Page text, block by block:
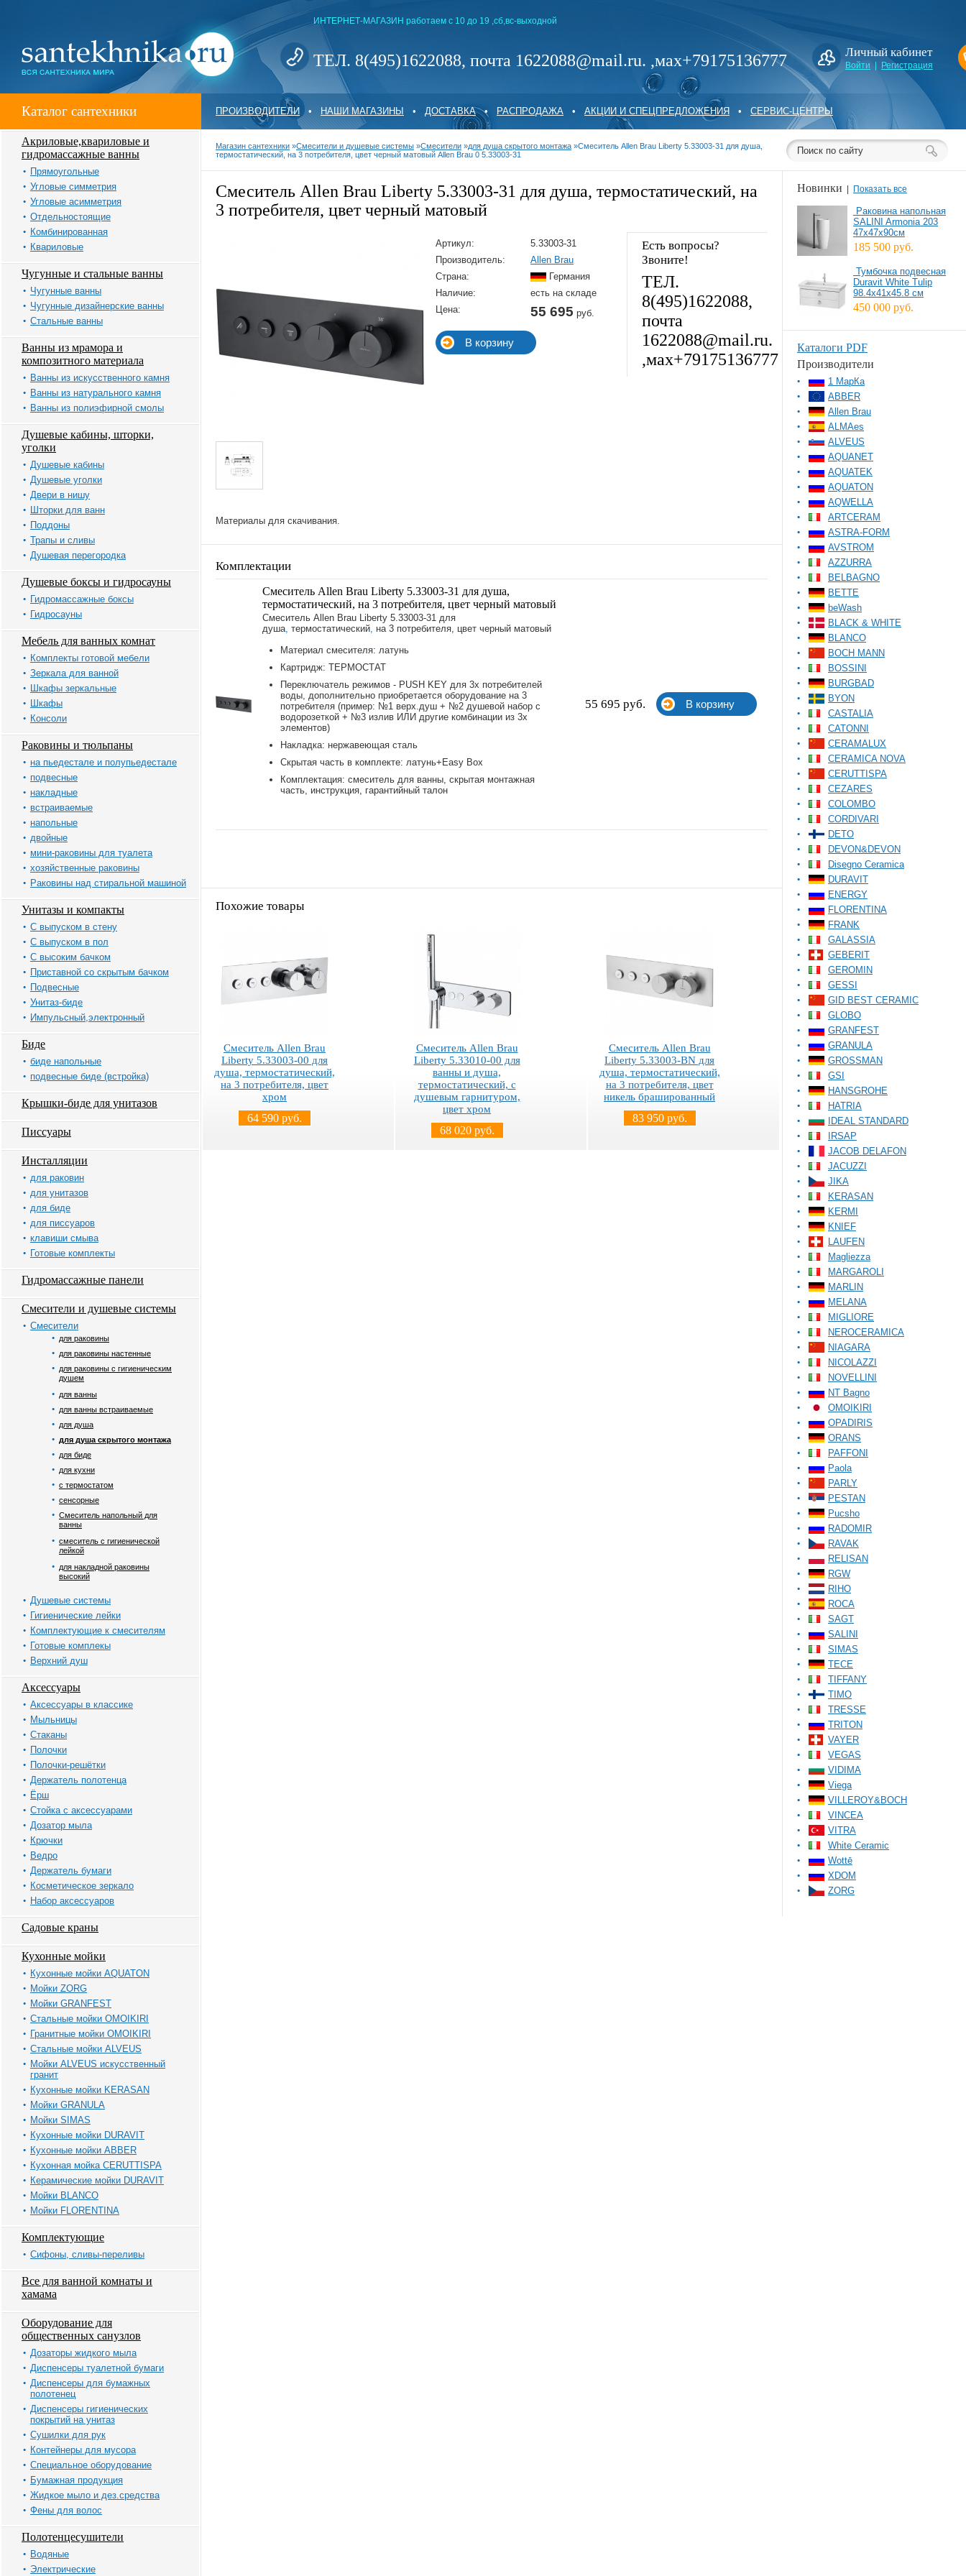
ИНТЕРНЕТ-МАГАЗИН работаем с 10 до 19 ,сб,вс-выходной
ТЕЛ. 8(495)1622088, почта 1622088@mail.ru. ,мах+79175136777 Личный кабинет
Войти Регистрация
Каталог сантехники ПРОИЗВОДИТЕЛИ • НАШИ МАГАЗИНЫ • ДОСТАВКА • РАСПРОДАЖА • АКЦИИ И СПЕЦПРЕДЛОЖЕНИЯ • СЕРВИС-ЦЕНТРЫ
Акриловые,квариловые и
гидромассажные ванны
Прямоугольные
Угловые симметрия
Угловые асимметрия
Отдельностоящие
Комбинированная
Квариловые
Чугунные и стальные ванны
Чугунные ванны
Чугунные дизайнерские ванны
Стальные ванны
Ванны из мрамора и
композитного материала
Ванны из искусственного камня
Ванны из натурального камня
Ванны из полиэфирной смолы
Душевые кабины, шторки,
уголки
Душевые кабины
Душевые уголки
Двери в нишу
Шторки для ванн
Поддоны
Трапы и сливы
Душевая перегородка
Душевые боксы и гидросауны
Гидромассажные боксы
Гидросауны
Мебель для ванных комнат
Комплекты готовой мебели
Зеркала для ванной
Шкафы зеркальные
Шкафы
Консоли
Раковины и тюльпаны
на пьедестале и полупьедестале
подвесные
накладные
встраиваемые
напольные
двойные
мини-раковины для туалета
хозяйственные раковины
Раковины над стиральной машиной
Унитазы и компакты
С выпуском в стену
С выпуском в пол
С высоким бачком
Приставной со скрытым бачком
Подвесные
Унитаз-биде
Импульсный,электронный
Биде
биде напольные
подвесные биде (встройка)
Крышки-биде для унитазов
Писсуары
Инсталляции
для раковин
для унитазов
для биде
для писсуаров
клавиши смыва
Готовые комплекты
Гидромассажные панели
Смесители и душевые системы
Смесители
для раковины
для раковины настенные
для раковины с гигиеническим
душем
для ванны
для ванны встраиваемые
для душа
для душа скрытого монтажа
для биде
для кухни
с термостатом
сенсорные
Смеситель напольный для
ванны
смеситель с гигиенической
лейкой
для накладной раковины
высокий
Душевые системы
Гигиенические лейки
Комплектующие к смесителям
Готовые комплекы
Верхний душ
Аксессуары
Аксессуары в классике
Мыльницы
Стаканы
Полочки
Полочки-решётки
Держатель полотенца
Ёрш
Стойка с аксессуарами
Дозатор мыла
Крючки
Ведро
Держатель бумаги
Косметическое зеркало
Набор аксессуаров
Садовые краны
Кухонные мойки
Кухонные мойки AQUATON
Мойки ZORG
Мойки GRANFEST
Стальные мойки OMOIKIRI
Гранитные мойки OMOIKIRI
Стальные мойки ALVEUS
Мойки ALVEUS искусственный
гранит
Кухонные мойки KERASAN
Мойки GRANULA
Мойки SIMAS
Кухонные мойки DURAVIT
Кухонные мойки ABBER
Кухонная мойка CERUTTISPA
Керамические мойки DURAVIT
Мойки BLANCO
Мойки FLORENTINA
Комплектующие
Сифоны, сливы-переливы
Все для ванной комнаты и
хамама
Оборудование для
общественных санузлов
Дозаторы жидкого мыла
Диспенсеры туалетной бумаги
Диспенсеры для бумажных
полотенец
Диспенсеры гигиенических
покрытий на унитаз
Сушилки для рук
Контейнеры для мусора
Специальное оборудование
Бумажная продукция
Жидкое мыло и дез.средства
Фены для волос
Полотенцесушители
Водяные
Электрические
Магазин сантехники »Смесители и душевые системы »Смесители »для душа скрытого монтажа »Смеситель Allen Brau Liberty 5.33003-31 для душа,
термостатический, на 3 потребителя, цвет черный матовый Allen Brau 0 5.33003-31
Смеситель Allen Brau Liberty 5.33003-31 для душа, термостатический, на
3 потребителя, цвет черный матовый
Есть вопросы?
Звоните!
ТЕЛ.
8(495)1622088,
почта
1622088@mail.ru.
,мах+79175136777
Артикул:
5.33003-31
Производитель:
Allen Brau
Страна:
Германия
Наличие:
есть на складе
Цена:
55 695 руб.
Материалы для скачивания.
Комплектации
Смеситель Allen Brau Liberty 5.33003-31 для душа,
термостатический, на 3 потребителя, цвет черный матовый
Смеситель Allen Brau Liberty 5.33003-31 для
душа, термостатический, на 3 потребителя, цвет черный матовый
Материал смесителя: латунь
Картридж: ТЕРМОСТАТ
Переключатель режимов - PUSH KEY для 3х потребителей
воды, дополнительно приобретается оборудование на 3
потребителя (пример: №1 верх.душ + №2 душевой набор с
водорозеткой + №3 излив ИЛИ другие комбинации из 3х
элементов)
Накладка: нержавеющая сталь
Скрытая часть в комплекте: латунь+Easy Box
Комплектация: смеситель для ванны, скрытая монтажная
часть, инструкция, гарантийный талон
55 695 руб.
Похожие товары
Смеситель Allen Brau
Liberty 5.33003-00 для
душа, термостатический,
на 3 потребителя, цвет
хром
64 590 руб.
Смеситель Allen Brau
Liberty 5.33010-00 для
ванны и душа,
термостатический, с
душевым гарнитуром,
цвет хром
68 020 руб.
Смеситель Allen Brau
Liberty 5.33003-BN для
душа, термостатический,
на 3 потребителя, цвет
никель брашированный
83 950 руб.
Новинки Показать все
Раковина напольная
SALINI Armonia 203
47х47х90cм
185 500 руб.
Тумбочка подвесная
Duravit White Tulip
98.4x41x45.8 см
450 000 руб.
Каталоги PDF
Производители
1 МарКа
ABBER
Allen Brau
ALMAes
ALVEUS
AQUANET
AQUATEK
AQUATON
AQWELLA
ARTCERAM
ASTRA-FORM
AVSTROM
AZZURRA
BELBAGNO
BETTE
beWash
BLACK & WHITE
BLANCO
BOCH MANN
BOSSINI
BURGBAD
BYON
CASTALIA
CATONNI
CERAMALUX
CERAMICA NOVA
CERUTTISPA
CEZARES
COLOMBO
CORDIVARI
DETO
DEVON&DEVON
Disegno Ceramica
DURAVIT
ENERGY
FLORENTINA
FRANK
GALASSIA
GEBERIT
GEROMIN
GESSI
GID BEST CERAMIC
GLOBO
GRANFEST
GRANULA
GROSSMAN
GSI
HANSGROHE
HATRIA
IDEAL STANDARD
IRSAP
JACOB DELAFON
JACUZZI
JIKA
KERASAN
KERMI
KNIEF
LAUFEN
Magliezza
MARGAROLI
MARLIN
MELANA
MIGLIORE
NEROCERAMICA
NIAGARA
NICOLAZZI
NOVELLINI
NT Bagno
OMOIKIRI
OPADIRIS
ORANS
PAFFONI
Paola
PARLY
PESTAN
Pucsho
RADOMIR
RAVAK
RELISAN
RGW
RIHO
ROCA
SAGT
SALINI
SIMAS
TECE
TIFFANY
TIMO
TRESSE
TRITON
VAYER
VEGAS
VIDIMA
Viega
VILLEROY&BOCH
VINCEA
VITRA
White Ceramic
Wottē
XDOM
ZORG